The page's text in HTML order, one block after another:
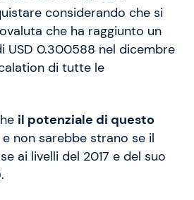
considerando che si
che ha raggiunto un
USD 0.300588 nel dicembre
di tutte le
il potenziale di questo
e non sarebbe strano se il
ai livelli del 2017 e del suo